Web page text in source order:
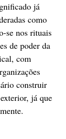
já
como
se nos rituais
de poder da
com
construir
já que